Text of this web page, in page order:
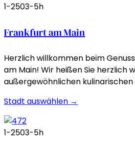
1-2503-5h
Frankfurt am Main
Herzlich willkommen beim
am Main! Wir heißen Sie herzlich
außergewöhnlichen kulinarischen
Stadt auswählen →
1-2503-5h